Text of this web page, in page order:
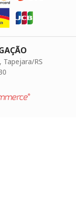
Tapejara/RS